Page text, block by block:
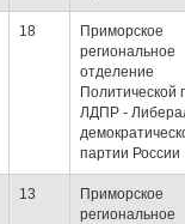
18
Приморское
региональное
отделение
Политической
ЛДПР -
партии России
13
Приморское
региональное